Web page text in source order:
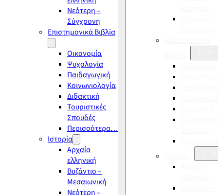
Νεότερη –
Σύγχρονη
Επιστημονικά Βιβλία
Οικονομία
Ψυχολογία
Παιδαγωγική
Κοινωνιολογία
Διδακτική
Τουριστικές
Σπουδές
Περισσότερα…
Ιστορία
Αρχαία
ελληνική
Βυζάντιο –
Μεσαιωνική
Νεότερη –